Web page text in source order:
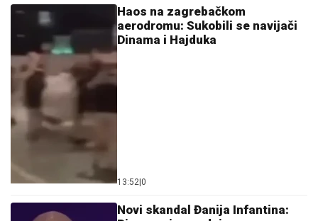
Haos na zagrebačkom
aerodromu: Sukobili se navijači
Dinama i Hajduka
13:52 0
Novi skandal Đanija Infantina: